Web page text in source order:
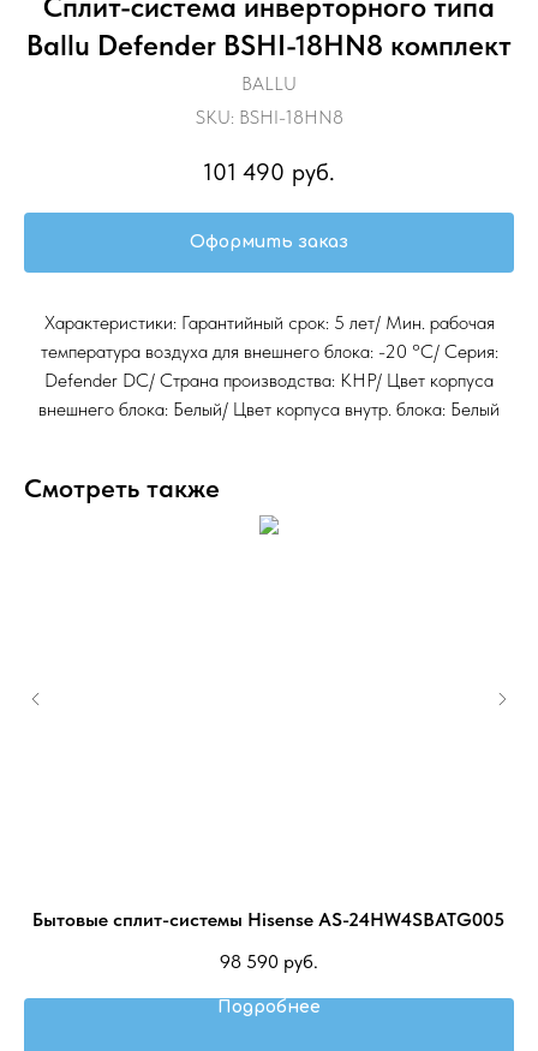
Ballu Defender BSHI-18HN8 комплект
BALLU
SKU: BSHI-18HN8
101 490 руб.
Оформить заказ
Характеристики: Гарантийный срок: 5 лет/ Мин. рабочая
температура воздуха для внешнего блока: -20 °С/ Серия:
Defender DC/ Страна производства: КНР/ Цвет корпуса
внешнего блока: Белый/ Цвет корпуса внутр. блока: Белый
Смотреть также
Бытовые сплит-системы Hisense AS-24HW4SBATG005
98 590 руб.
Подробнее